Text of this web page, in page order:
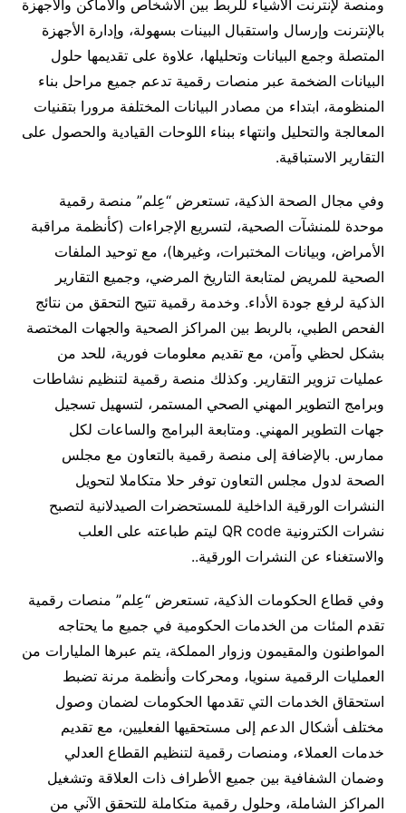
ومنصة لإنترنت الأشياء للربط بين الأشخاص والأماكن والأجهزة
بالإنترنت وإرسال واستقبال البينات بسهولة، وإدارة الأجهزة
المتصلة وجمع البيانات وتحليلها، علاوة على تقديمها حلول
البيانات الضخمة عبر منصات رقمية تدعم جميع مراحل بناء
المنظومة، ابتداء من مصادر البيانات المختلفة مرورا بتقنيات
المعالجة والتحليل وانتهاء ببناء اللوحات القيادية والحصول على
التقارير الاستباقية.
وفي مجال الصحة الذكية، تستعرض “عِلم” منصة رقمية
موحدة للمنشآت الصحية، لتسريع الإجراءات (كأنظمة مراقبة
الأمراض، وبيانات المختبرات، وغيرها)، مع توحيد الملفات
الصحية للمريض لمتابعة التاريخ المرضي، وجميع التقارير
الذكية لرفع جودة الأداء. وخدمة رقمية تتيح التحقق من نتائج
الفحص الطبي، بالربط بين المراكز الصحية والجهات المختصة
بشكل لحظي وآمن، مع تقديم معلومات فورية، للحد من
عمليات تزوير التقارير. وكذلك منصة رقمية لتنظيم نشاطات
وبرامج التطوير المهني الصحي المستمر، لتسهيل تسجيل
جهات التطوير المهني. ومتابعة البرامج والساعات لكل
ممارس. بالإضافة إلى منصة رقمية بالتعاون مع مجلس
الصحة لدول مجلس التعاون توفر حلا متكاملا لتحويل
النشرات الورقية الداخلية للمستحضرات الصيدلانية لتصبح
نشرات الكترونية QR code ليتم طباعته على العلب
والاستغناء عن النشرات الورقية..
وفي قطاع الحكومات الذكية، تستعرض “عِلم” منصات رقمية
تقدم المئات من الخدمات الحكومية في جميع ما يحتاجه
المواطنون والمقيمون وزوار المملكة، يتم عبرها المليارات من
العمليات الرقمية سنويا، ومحركات وأنظمة مرنة تضبط
استحقاق الخدمات التي تقدمها الحكومات لضمان وصول
مختلف أشكال الدعم إلى مستحقيها الفعليين، مع تقديم
خدمات العملاء، ومنصات رقمية لتنظيم القطاع العدلي
وضمان الشفافية بين جميع الأطراف ذات العلاقة وتشغيل
المراكز الشاملة، وحلول رقمية متكاملة للتحقق الآني من